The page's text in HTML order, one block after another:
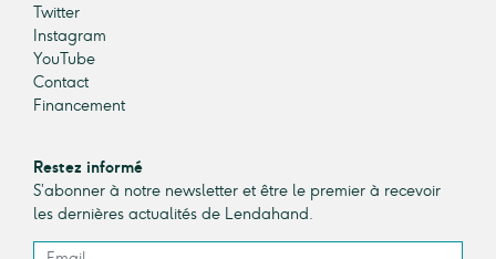
Twitter
Instagram
YouTube
Contact
Financement
Restez informé
S’abonner à notre newsletter et être le premier à recevoir
les dernières actualités de Lendahand.